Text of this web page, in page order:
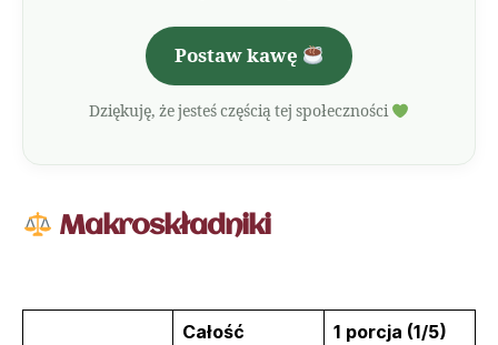
Postaw kawę
Dziękuję, że jesteś częścią tej społeczności
Makroskładniki
Całość 1 porcja (1/5)